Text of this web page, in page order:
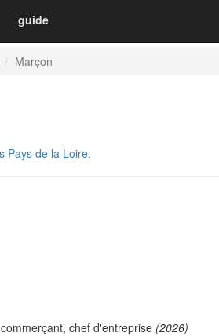
guide
Marçon
Pays de la Loire.
chef d'entreprise (2026)